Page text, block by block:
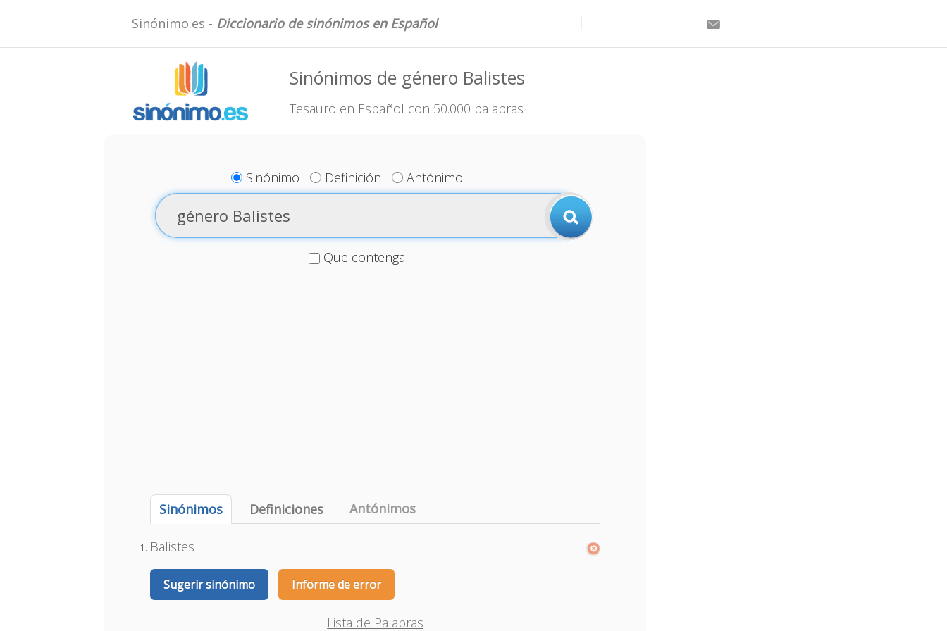
Sinónimo.es - Diccionario de sinónimos en Español
Sinónimos de género Balistes
Tesauro en Español con 50.000 palabras
Sinónimo Definición Antónimo
Que contenga
Sinónimos Definiciones Antónimos
Balistes
Sugerir sinónimo Informe de error
Lista de Palabras